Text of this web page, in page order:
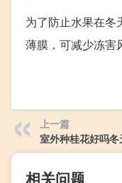
为了防止水果在冬
薄膜，可减少冻害
上一篇
室外种桂花好吗冬
相关问题